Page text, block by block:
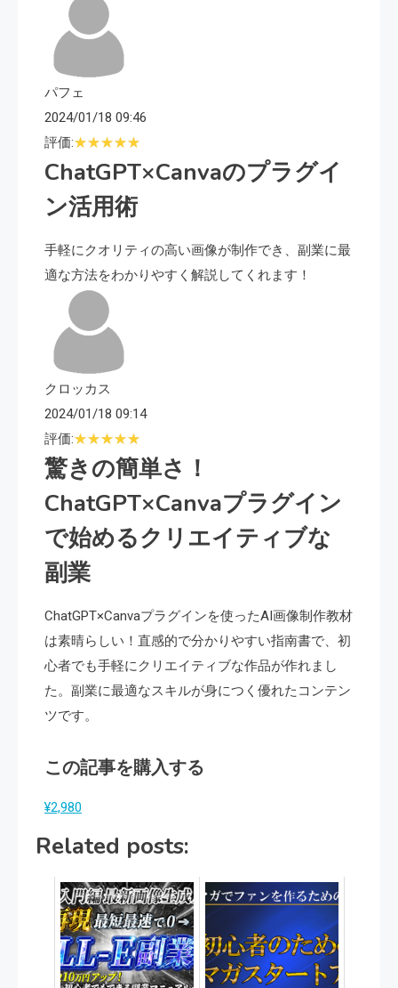
パフェ
2024/01/18 09:46
評価:
ChatGPT×Canvaのプラグイ
ン活用術
手軽にクオリティの高い画像が制作でき、副業に最
適な方法をわかりやすく解説してくれます！
クロッカス
2024/01/18 09:14
評価:
驚きの簡単さ！
ChatGPT×Canvaプラグイン
で始めるクリエイティブな
副業
ChatGPT×Canvaプラグインを使ったAI画像制作教材
は素晴らしい！直感的で分かりやすい指南書で、初
心者でも手軽にクリエイティブな作品が作れまし
た。副業に最適なスキルが身につく優れたコンテン
ツです。
この記事を購入する
¥2,980
Related posts: